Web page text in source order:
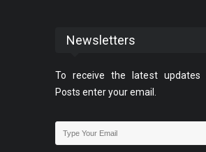
Newsletters
To receive the latest updates
Posts enter your email.